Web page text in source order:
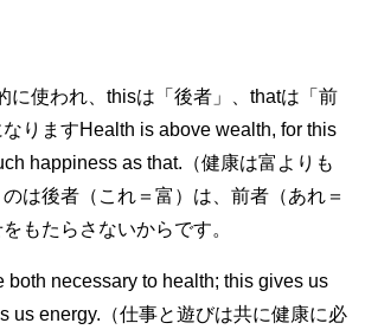
に使われ、thisは「後者」、thatは「前
りますHealth is above wealth, for this
happiness as that.（健康は富よりも
は後者（これ＝富）は、前者（あれ＝
もたらさないからです。
both necessary to health; this gives us
us energy.（仕事と遊びは共に健康に必